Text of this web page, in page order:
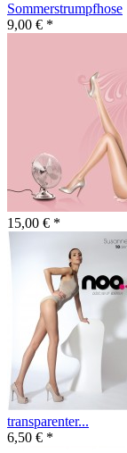
Sommerstrumpfhose
9,00 € *
15,00 € *
transparenter...
6,50 € *